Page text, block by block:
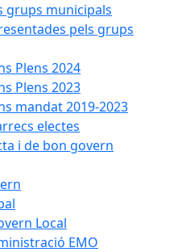
grups municipals
pels grups
Plens 2024
Plens 2023
mandat 2019-2023
electes
i de bon govern
Local
EMO